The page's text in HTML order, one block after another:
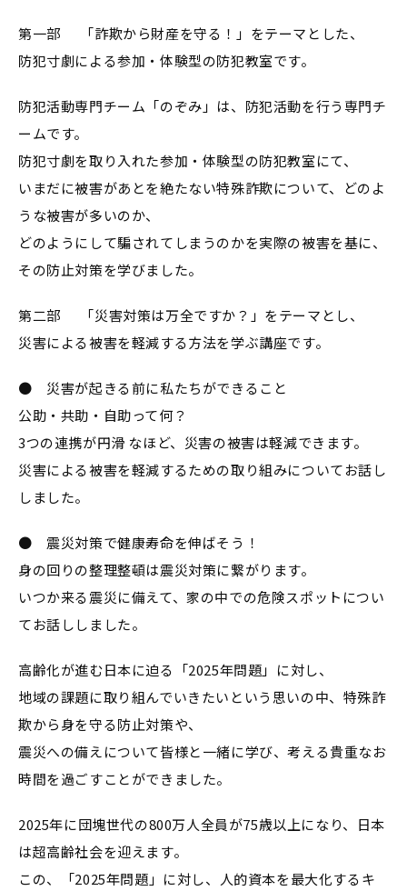
第一部 「詐欺から財産を守る！」をテーマとした、
防犯寸劇による参加・体験型の防犯教室です。
防犯活動専門チーム「のぞみ」は、防犯活動を行う専門チ
ームです。
防犯寸劇を取り入れた参加・体験型の防犯教室にて、
いまだに被害があとを絶たない特殊詐欺について、どのよ
うな被害が多いのか、
どのようにして騙されてしまうのかを実際の被害を基に、
その防止対策を学びました。
第二部 「災害対策は万全ですか？」をテーマとし、
災害による被害を軽減する方法を学ぶ講座です。
● 災害が起きる前に私たちができること
公助・共助・自助って何？
3つの連携が円滑 なほど、災害の被害は軽減できます。
災害による被害を軽減するための取り組みについてお話し
しました。
● 震災対策で健康寿命を伸ばそう！
身の回りの整理整頓は震災対策に繋がります。
いつか来る震災に備えて、家の中での危険スポットについ
てお話ししました。
高齢化が進む日本に迫る「2025年問題」に対し、
地域の課題に取り組んでいきたいという思いの中、特殊詐
欺から身を守る防止対策や、
震災への備えについて皆様と一緒に学び、考える貴重なお
時間を過ごすことができました。
2025年に団塊世代の800万人全員が75歳以上になり、日本
は超高齢社会を迎えます。
この、「2025年問題」に対し、人的資本を最大化するキ